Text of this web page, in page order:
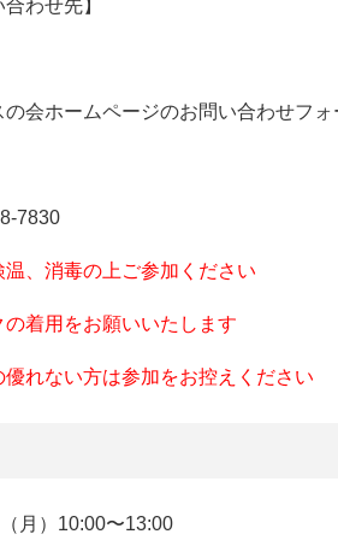
合わせ先】
の会ホームページのお問い合わせフ
7830
温、消毒の上ご参加ください
の着用をお願いいたします
優れない方は参加をお控えください
月） 10:00〜13:00